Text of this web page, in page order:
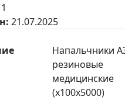
21.07.2025
Напальчники
резиновые
медицинские
(х100х5000)